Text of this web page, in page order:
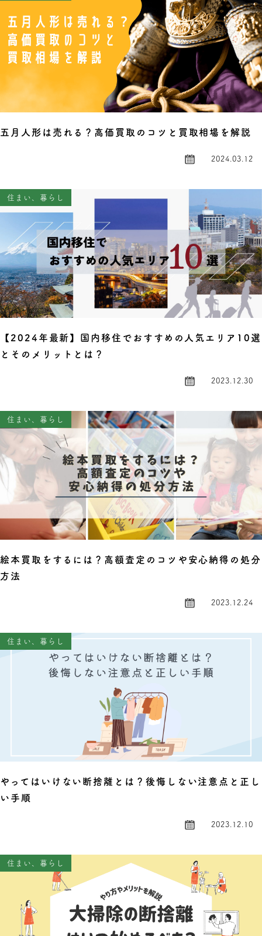
五月人形は売れる？高価買取のコツと買取相場を解説
2024.03.12
住まい、暮らし
【2024年最新】国内移住でおすすめの人気エリア10選
とそのメリットとは？
2023.12.30
住まい、暮らし
絵本買取をするには？高額査定のコツや安心納得の処分
方法
2023.12.24
住まい、暮らし
やってはいけない断捨離とは？後悔しない注意点と正し
い手順
2023.12.10
住まい、暮らし